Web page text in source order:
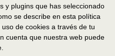
y plugins que has seleccionado
se describe en esta política
de cookies a través de tu
cuenta que nuestra web puede